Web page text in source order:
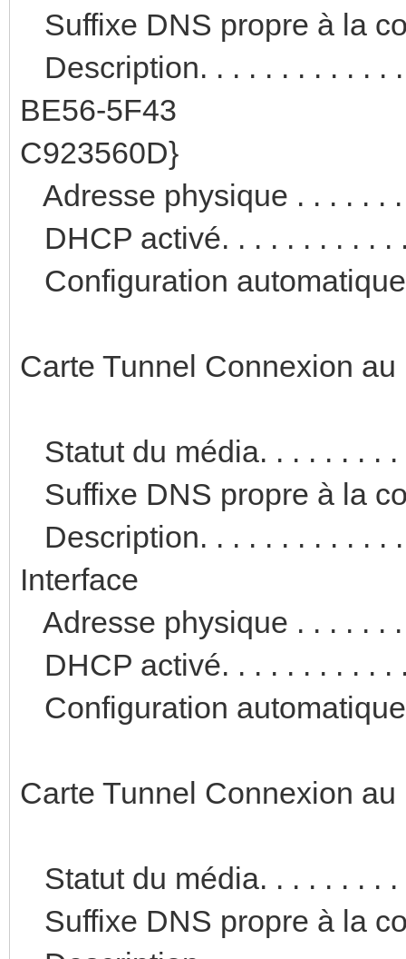
Suffixe DNS propre à la
Description. . . . . . . . . . . .
BE56-5F43
C923560D}
Adresse physique . . . . . .
DHCP activé. . . . . . . . . . .
Configuration
Carte Tunnel Connexion
Statut du média. . . . . . . .
Suffixe DNS propre à la
Description. . . . . . . . . . . .
Interface
Adresse physique . . . . . .
DHCP activé. . . . . . . . . . .
Configuration
Carte Tunnel Connexion
Statut du média. . . . . . . .
Suffixe DNS propre à la